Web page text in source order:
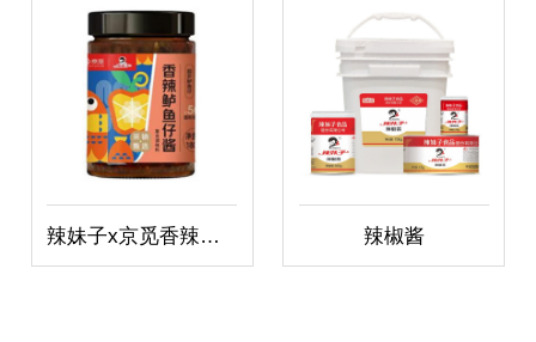
辣妹子x京觅香辣鲈鱼仔酱 辣椒酱